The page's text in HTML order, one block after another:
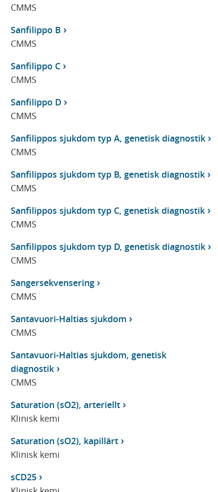
CMMS
Sanfilippo B
CMMS
Sanfilippo C
CMMS
Sanfilippo D
CMMS
Sanfilippos sjukdom typ A, genetisk diagnostik
CMMS
Sanfilippos sjukdom typ B, genetisk diagnostik
CMMS
Sanfilippos sjukdom typ C, genetisk diagnostik
CMMS
Sanfilippos sjukdom typ D, genetisk diagnostik
CMMS
Sangersekvensering
CMMS
Santavuori-Haltias sjukdom
CMMS
Santavuori-Haltias sjukdom, genetisk
diagnostik
CMMS
Saturation (sO2), arteriellt
Klinisk kemi
Saturation (sO2), kapillärt
Klinisk kemi
sCD25